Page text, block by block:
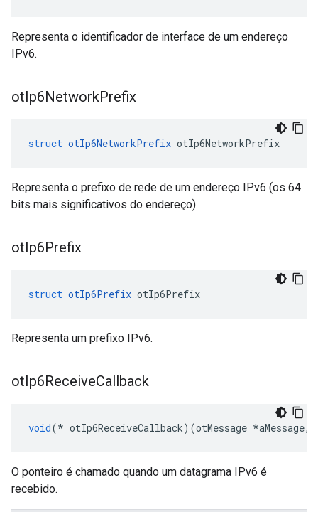
Representa o identificador de interface de um endereço
IPv6.
otIp6NetworkPrefix
struct otIp6NetworkPrefix otIp6NetworkPrefix
Representa o prefixo de rede de um endereço IPv6 (os 64
bits mais significativos do endereço).
otIp6Prefix
struct otIp6Prefix otIp6Prefix
Representa um prefixo IPv6.
otIp6ReceiveCallback
void(* otIp6ReceiveCallback)(otMessage *aMessage,
O ponteiro é chamado quando um datagrama IPv6 é
recebido.